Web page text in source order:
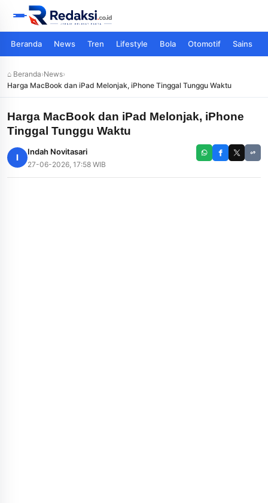
Beranda News Tren Lifestyle Bola Otomotif Sains
⌂ Beranda›News›
Harga MacBook dan iPad Melonjak, iPhone Tinggal Tunggu Waktu
Harga MacBook dan iPad Melonjak, iPhone
Tinggal Tunggu Waktu
I
Indah Novitasari
27-06-2026, 17:58 WIB